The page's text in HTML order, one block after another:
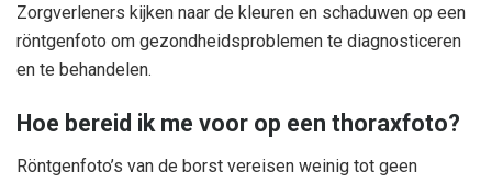
Zorgverleners kijken naar de kleuren en schaduwen op een
röntgenfoto om gezondheidsproblemen te diagnosticeren
en te behandelen.
Hoe bereid ik me voor op een thoraxfoto?
Röntgenfoto’s van de borst vereisen weinig tot geen